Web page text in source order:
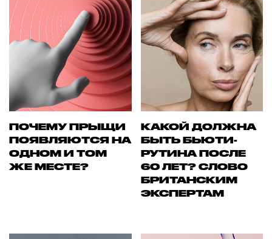
ПОЧЕМУ ПРЫЩИ
ПОЯВЛЯЮТСЯ НА
ОДНОМ И ТОМ
ЖЕ МЕСТЕ?
КАКОЙ ДОЛЖНА
БЫТЬ БЬЮТИ-
РУТИНА ПОСЛЕ
60 ЛЕТ? СЛОВО
БРИТАНСКИМ
ЭКСПЕРТАМ